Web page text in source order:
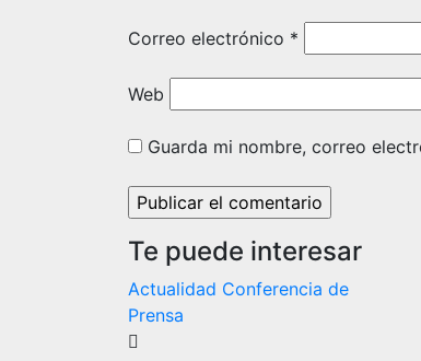
Correo electrónico *
Web
Guarda mi nombre, correo
Te puede interesar
Actualidad Conferencia de
Prensa